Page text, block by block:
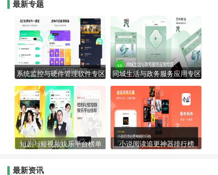
最新专题
系统监控与硬件管理软件专区 同城生活与政务服务应用专区
短剧与短视频娱乐平台榜单 小说阅读追更神器排行榜
最新资讯